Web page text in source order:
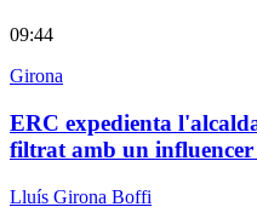
09:44
Girona
ERC expedienta
filtrat amb un
Lluís Girona Boffi